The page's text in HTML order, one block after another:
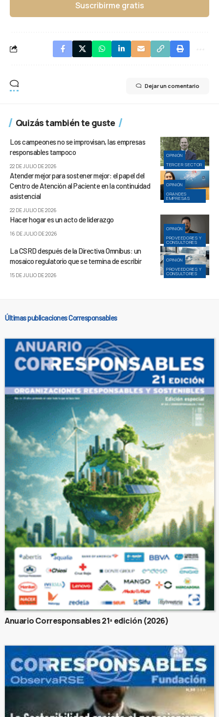
Suscribirme gratis
Dejar un comentario
Quizás también te guste
OPINIÓN
TERCER SECTOR
Los campeones no se improvisan, las empresas
responsables tampoco
22 DE JULIO DE 2026
OPINIÓN
GRANDES
EMPRESAS
Atender mejor para sostener mejor: el papel del
Centro de Atención al Paciente en la continuidad
asistencial
22 DE JULIO DE 2026
OPINIÓN
PROVEEDORES Y
CONSULTORES
Hacer hogar es un acto de liderazgo
16 DE JULIO DE 2026
OPINIÓN
PROVEEDORES Y
CONSULTORES
La CSRD después de la Directiva Omnibus: un
mosaico regulatorio que se termina de escribir
15 DE JULIO DE 2026
Últimas publicaciones Corresponsables
Anuario Corresponsables 21ª edición (2026)